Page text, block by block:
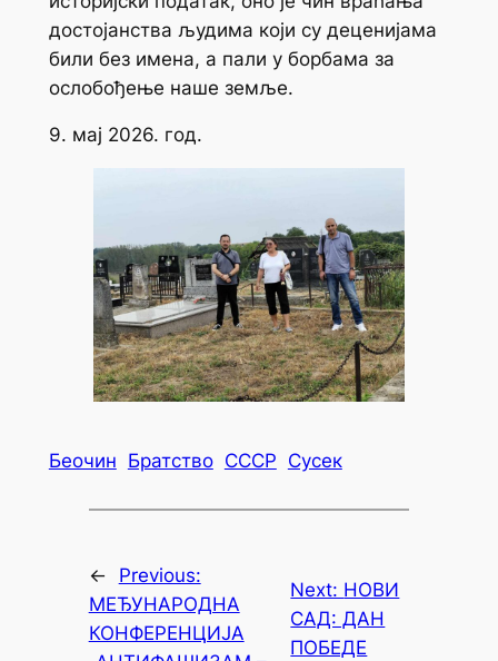
достојанства људима који су деценијама
били без имена, а пали у борбама за
ослобођење наше земље.
9. мај 2026. год.
Беочин Братство СССР Сусек
←
Previous:
МЕЂУНАРОДНА
КОНФЕРЕНЦИЈА
Next: НОВИ
САД: ДАН
ПОБЕДЕ